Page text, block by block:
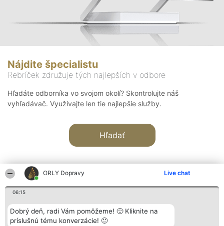
ORLY Dopravy Live chat
06:15
Dobrý deň, radi Vám pomôžeme! 🙂 Kliknite na
príslušnú tému konverzácie! 🙂
Nájdite špecialistu
Rebríček združuje tých najlepších v odbore
Hľadáte odborníka vo svojom okolí? Skontrolujte náš
vyhľadávač. Využívajte len tie najlepšie služby.
Hľadať
Organizátor hodnotenia
Bright Side Solutions sp. z o.
o. sp. k.
Hodnotenie
Laureáti
Lista
Kontakt
Kontakt